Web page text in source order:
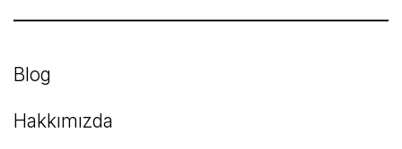
Bu ürüne benzer farklı alternatifler olmalı.
Blog
Hakkımızda